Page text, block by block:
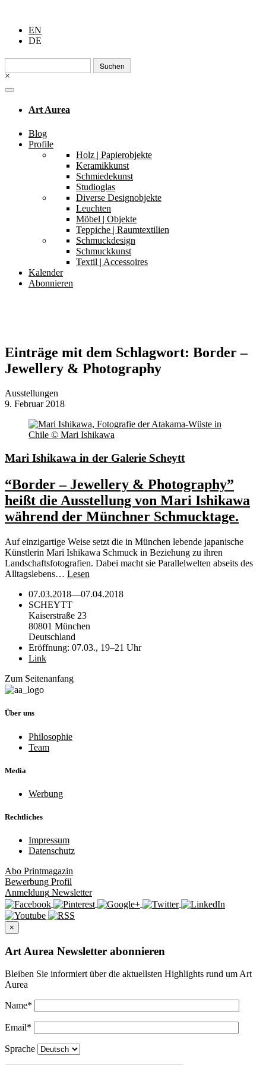
EN
DE
Suchen
nach:
×
Art Aurea
Blog
Profile
Holz | Papierobjekte
Keramikkunst
Schmiedekunst
Studioglas
Diverse Designobjekte
Leuchten
Möbel | Objekte
Teppiche | Raumtextilien
Schmuckdesign
Schmuckkunst
Textil | Accessoires
Kalender
Abonnieren
Einträge mit dem Schlagwort: Border –
Jewellery & Photography
Ausstellungen
9. Februar 2018
Mari Ishikawa in der Galerie Scheytt
“Border – Jewellery & Photography”
heißt die Ausstellung von Mari Ishikawa
während der Münchner Schmucktage.
Auf einzigartige Weise setzt die in München lebende japanische
Künstlerin Mari Ishikawa Schmuck in Beziehung zu ihren
Landschaftsfotografien. Dabei macht sie Parallelwelten abseits des
Alltagslebens… Lesen
07.03.2018—07.04.2018
SCHEYTT
Kaiserstraße 23
80801 München
Deutschland
Eröffnung: 07.03., 19–21 Uhr
Link
Zum Seitenanfang
Über uns
Philosophie
Team
Media
Werbung
Rechtliches
Impressum
Datenschutz
Abo Printmagazin
Bewerbung Profil
Anmeldung Newsletter
×
Art Aurea Newsletter abonnieren
Bleiben Sie informiert über die aktuellsten Highlights rund um Art
Aurea
Name*
Email*
Sprache